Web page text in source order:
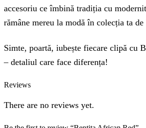
accesoriu ce îmbină tradiția cu
rămâne mereu la modă în colecția ta
Simte, poartă, iubește fiecare clipă cu
– detaliul care face diferența!
Reviews
There are no reviews yet.